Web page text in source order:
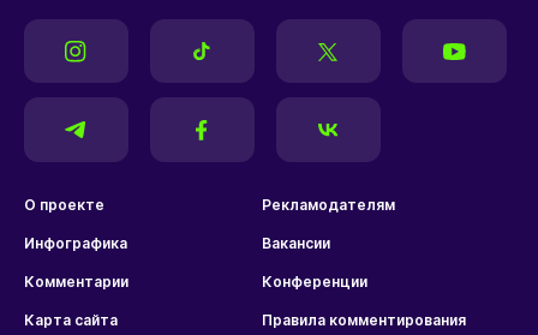
О проекте Рекламодателям
Инфографика Вакансии
Комментарии Конференции
Карта сайта Правила комментирования